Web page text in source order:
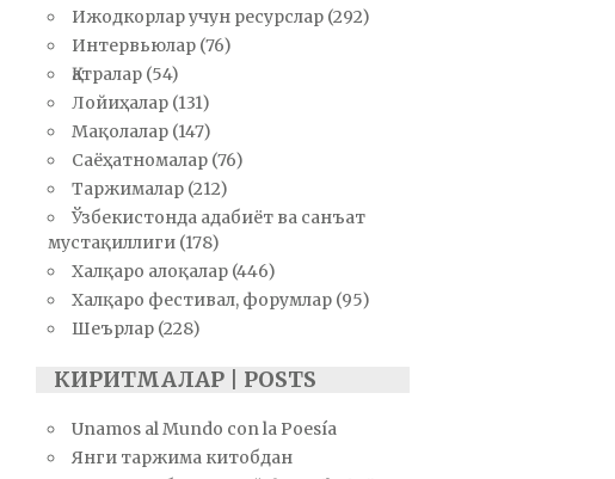
Ижодкорлар учун ресурслар(292)
Интервьюлар(76)
Қатралар(54)
Лойиҳалар(131)
Мақолалар(147)
Саёҳатномалар(76)
Таржималар(212)
Ўзбекистонда адабиёт ва санъат
мустақиллиги(178)
Халқаро алоқалар(446)
Халқаро фестивал, форумлар(95)
Шеърлар(228)
КИРИТМАЛАР | POSTS
Unamos al Mundo con la Poesía
Янги таржима китобдан